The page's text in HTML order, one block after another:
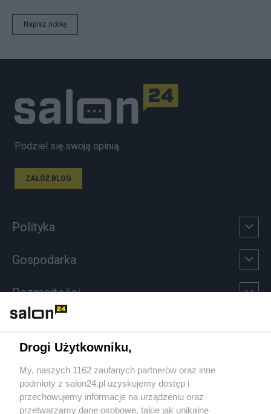
Napisz notkę
Podziel się swoją opinią
ZAŁÓŻ BLOG
Polityka
Gospodarka
Rozmaitości
Sport
Społeczeństwo
Drogi Użytkowniku,
My, naszych 1162 zaufanych partnerów oraz inne
podmioty z salon24.pl uzyskujemy dostęp i
przechowujemy informacje na urządzeniu oraz
przetwarzamy dane osobowe, takie jak unikalne